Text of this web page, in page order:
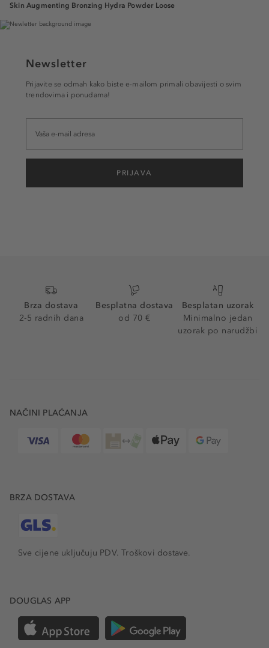
Skin Augmenting Bronzing Hydra Powder Loose
Newsletter
Prijavite se odmah kako biste e-mailom primali obavijesti o svim
trendovima i ponudama!
PRIJAVA
Brza dostava
2-5 radnih dana
Besplatna dostava
od 70 €
Besplatan uzorak
Minimalno jedan
uzorak po narudžbi
NAČINI PLAĆANJA
BRZA DOSTAVA
Sve cijene uključuju PDV.Troškovi dostave.
DOUGLAS APP